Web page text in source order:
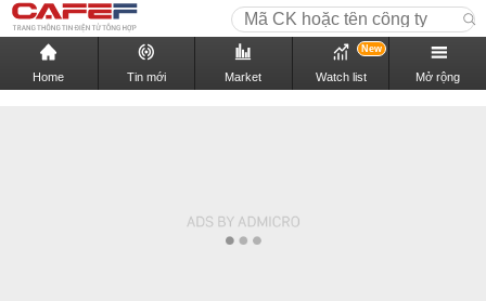
Home Tin mới Market Watch list
New
Mở rộng